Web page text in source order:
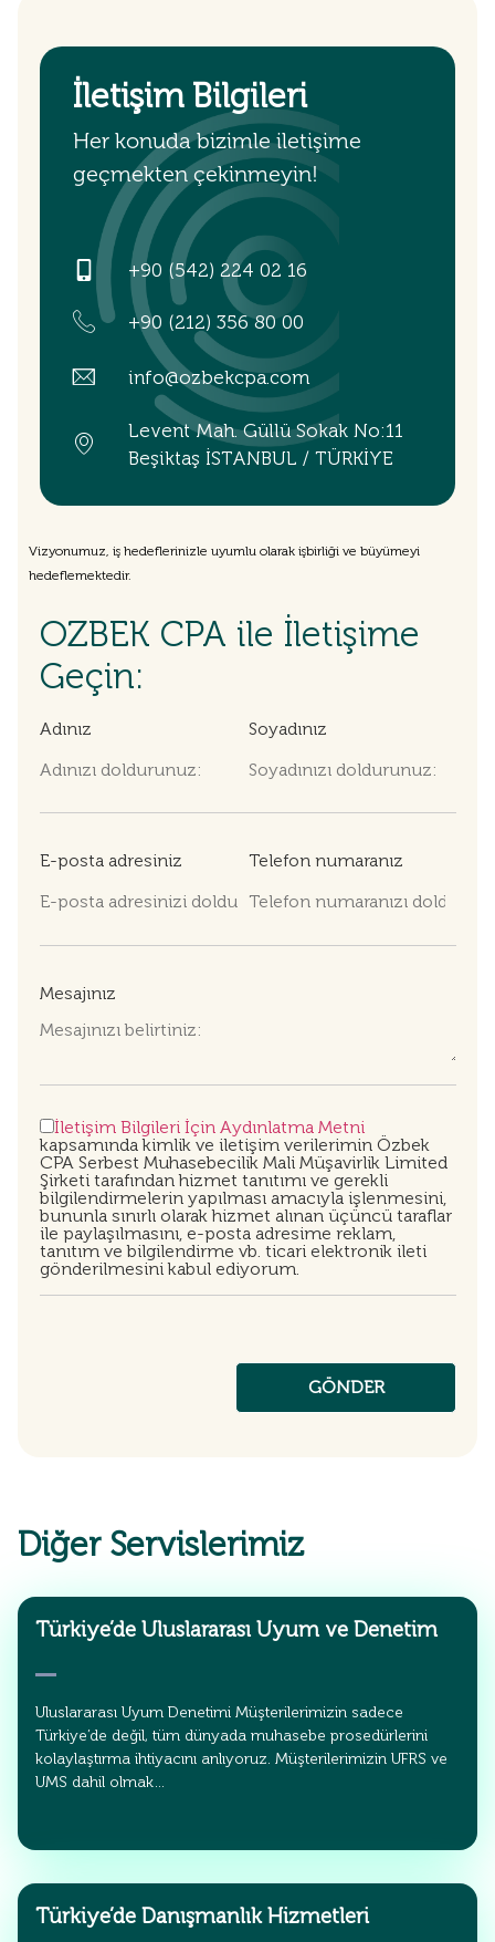
İletişim Bilgileri
Her konuda bizimle iletişime
geçmekten çekinmeyin!
+90 (542) 224 02 16
+90 (212) 356 80 00
info@ozbekcpa.com
Levent Mah. Güllü Sokak No:11
Beşiktaş İSTANBUL / TÜRKİYE
Vizyonumuz, iş hedeflerinizle uyumlu olarak işbirliği ve büyümeyi
hedeflemektedir.
OZBEK CPA ile İletişime
Geçin:
Adınız Soyadınız
E-posta adresiniz Telefon numaranız
Mesajınız
İletişim Bilgileri İçin Aydınlatma Metni
kapsamında kimlik ve iletişim verilerimin Özbek
CPA Serbest Muhasebecilik Mali Müşavirlik Limited
Şirketi tarafından hizmet tanıtımı ve gerekli
bilgilendirmelerin yapılması amacıyla işlenmesini,
bununla sınırlı olarak hizmet alınan üçüncü taraflar
ile paylaşılmasını, e-posta adresime reklam,
tanıtım ve bilgilendirme vb. ticari elektronik ileti
gönderilmesini kabul ediyorum.
Diğer Servislerimiz
Türkiye’de Uluslararası Uyum ve Denetim
Uluslararası Uyum Denetimi Müşterilerimizin sadece
Türkiye’de değil, tüm dünyada muhasebe prosedürlerini
kolaylaştırma ihtiyacını anlıyoruz. Müşterilerimizin UFRS ve
UMS dahil olmak…
Türkiye’de Danışmanlık Hizmetleri